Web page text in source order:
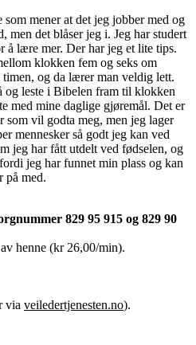
mener at det jeg jobber med og
men det blåser jeg i. Jeg har studert
å lære mer. Der har jeg et lite tips.
klokken fem og seks om
og da lærer man veldig lett.
og leste i Bibelen fram til klokken
med mine daglige gjøremål. Det er
som vil godta meg, men jeg lager
mennesker så godt jeg kan ved
jeg har fått utdelt ved fødselen, og
jeg har funnet min plass og kan
på med.
829 95 915 og 829 90
henne (kr 26,00/min).
via veiledertjenesten.no).